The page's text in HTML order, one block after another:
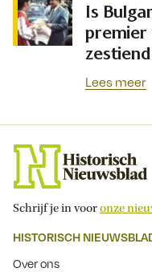
Is
premier
Lees meer
Schrijf je in vooronze
HISTORISCH
Over ons